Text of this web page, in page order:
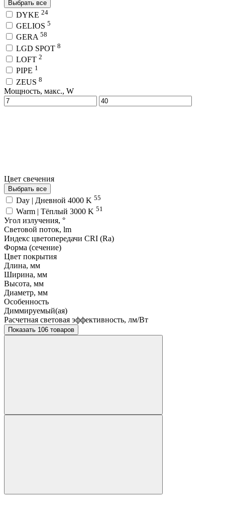
Выбрать все
DYKE 24
GELIOS 5
GERA 58
LGD SPOT 8
LOFT 2
PIPE 1
ZEUS 8
Мощность, макс., W
Цвет свечения
Выбрать все
Day | Дневной 4000 K 55
Warm | Тёплый 3000 K 51
Угол излучения, °
Световой поток, lm
Индекс цветопередачи CRI (Ra)
Форма (сечение)
Цвет покрытия
Длина, мм
Ширина, мм
Высота, мм
Диаметр, мм
Особенность
Диммируемый(ая)
Расчетная световая эффективность, лм/Вт
Показать 106 товаров